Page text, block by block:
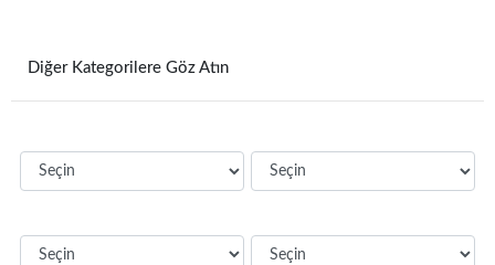
Diğer Kategorilere Göz Atın